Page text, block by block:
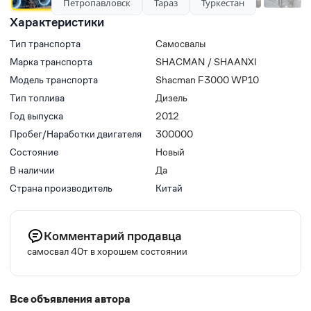
Характеристики
Тип транспорта
Самосвалы
Марка транспорта
SHACMAN / SHAANXI
Модель транспорта
Shacman F3000 WP10
Тип топлива
Дизель
Год выпуска
2012
Пробег/Наработки двигателя
300000
Состояние
Новый
В наличии
Да
Страна производитель
Китай
Комментарий продавца
самосвал 40т в хорошем состоянии
Все объявления автора